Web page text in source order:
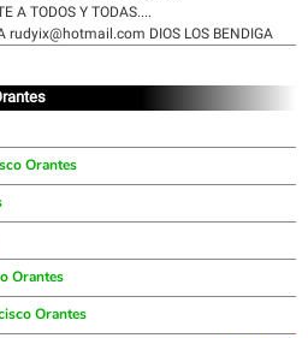
A TODOS Y TODAS....
rudyix@hotmail.com DIOS LOS BENDIGA
Orantes
Orantes
Orantes